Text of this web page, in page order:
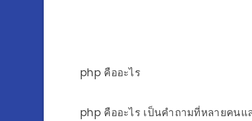
php คืออะไร
php คืออะไร เป็นคำถามที่หลายคน